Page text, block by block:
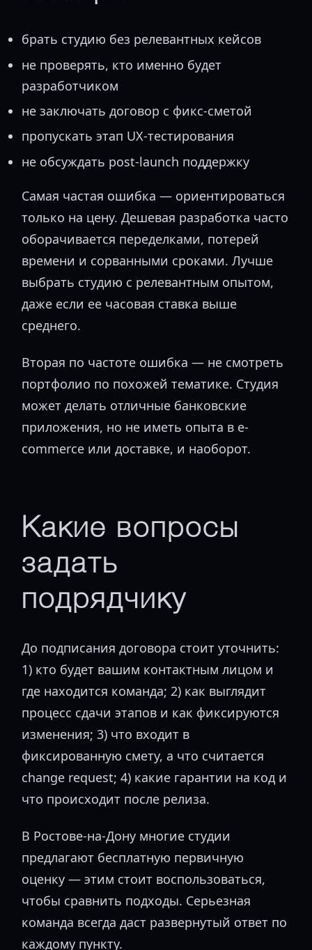
брать студию без релевантных кейсов
не проверять, кто именно будет
разработчиком
не заключать договор с фикс-сметой
пропускать этап UX-тестирования
не обсуждать post-launch поддержку
Самая частая ошибка — ориентироваться
только на цену. Дешевая разработка часто
оборачивается переделками, потерей
времени и сорванными сроками. Лучше
выбрать студию с релевантным опытом,
даже если ее часовая ставка выше
среднего.
Вторая по частоте ошибка — не смотреть
портфолио по похожей тематике. Студия
может делать отличные банковские
приложения, но не иметь опыта в e-
commerce или доставке, и наоборот.
Какие вопросы
задать
подрядчику
До подписания договора стоит уточнить:
1) кто будет вашим контактным лицом и
где находится команда; 2) как выглядит
процесс сдачи этапов и как фиксируются
изменения; 3) что входит в
фиксированную смету, а что считается
change request; 4) какие гарантии на код и
что происходит после релиза.
В Ростове-на-Дону многие студии
предлагают бесплатную первичную
оценку — этим стоит воспользоваться,
чтобы сравнить подходы. Серьезная
команда всегда даст развернутый ответ по
каждому пункту.